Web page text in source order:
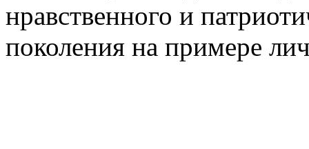
нравственного и
поколения на примере